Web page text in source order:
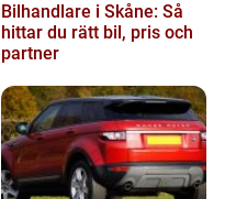
Bilhandlare i Skåne: Så
hittar du rätt bil, pris och
partner